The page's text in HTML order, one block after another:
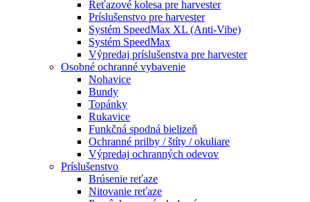
Reťazové kolesa pre harvester
Príslušenstvo pre harvester
Systém SpeedMax XL (Anti-Vibe)
Systém SpeedMax
Výpredaj príslušenstva pre harvester
Osobné ochranné vybavenie
Nohavice
Bundy
Topánky
Rukavice
Funkčná spodná bielizeň
Ochranné prilby / štíty / okuliare
Výpredaj ochranných odevov
Príslušenstvo
Brúsenie reťaze
Nitovanie reťaze